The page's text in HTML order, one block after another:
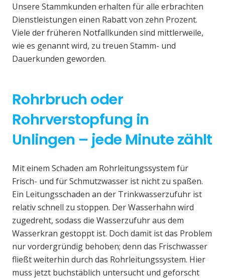
Unsere Stammkunden erhalten für alle erbrachten
Dienstleistungen einen Rabatt von zehn Prozent.
Viele der früheren Notfallkunden sind mittlerweile,
wie es genannt wird, zu treuen Stamm- und
Dauerkunden geworden.
Rohrbruch oder
Rohrverstopfung in
Unlingen – jede Minute zählt
Mit einem Schaden am Rohrleitungssystem für
Frisch- und für Schmutzwasser ist nicht zu spaßen.
Ein Leitungsschaden an der Trinkwasserzufuhr ist
relativ schnell zu stoppen. Der Wasserhahn wird
zugedreht, sodass die Wasserzufuhr aus dem
Wasserkran gestoppt ist. Doch damit ist das Problem
nur vordergründig behoben; denn das Frischwasser
fließt weiterhin durch das Rohrleitungssystem. Hier
muss jetzt buchstäblich untersucht und geforscht